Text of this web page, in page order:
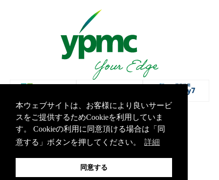
プライバシーポリシー 情報セキュリティ基本方針
Copyright Yamashita PMC Inc.All Rights Reserved.
本ウェブサイトは、お客様により良いサービ
スをご提供するためCookieを利用していま
す。 Cookieの利用に同意頂ける場合は「同
意する」ボタンを押してください。
詳細
同意する